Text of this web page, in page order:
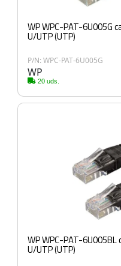
WP WPC-PAT-6U005G
U/UTP (UTP)
P/N: WPC-PAT-6U005G
WP
20 uds.
WP WPC-PAT-
U/UTP (UTP)